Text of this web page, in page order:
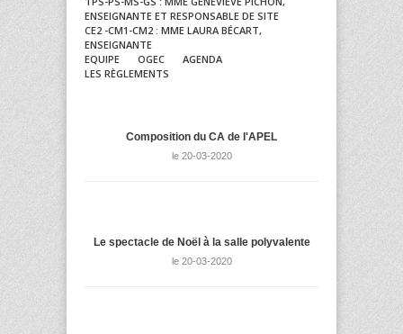
ENSEIGNANTE ET RESPONSABLE DE SITE
CE2 -CM1-CM2 : MME LAURA BÉCART,
ENSEIGNANTE
EQUIPE
OGEC
AGENDA
LES RÈGLEMENTS
Composition du CA de l'APEL
le 20-03-2020
Le spectacle de Noël à la salle polyvalente
le 20-03-2020